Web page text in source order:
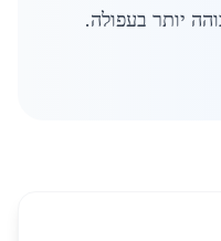
יותר בעפולה.